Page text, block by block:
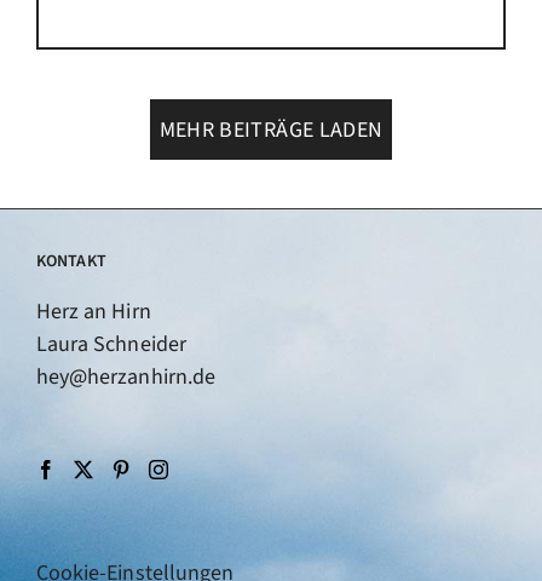
MEHR BEITRÄGE LADEN
KONTAKT
Herz an Hirn
Laura Schneider
hey@herzanhirn.de
Cookie-Einstellungen